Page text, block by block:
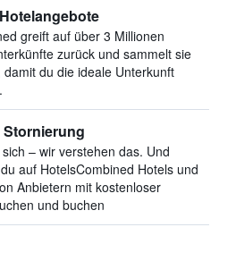
greift auf über 3 Millionen
zurück und sammelt sie
du die ideale Unterkunft
– wir verstehen das. Und
auf HotelsCombined Hotels und
Anbietern mit kostenloser
und buchen